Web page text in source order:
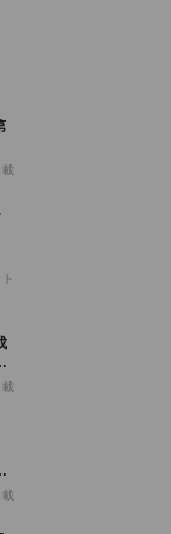
載
載
載